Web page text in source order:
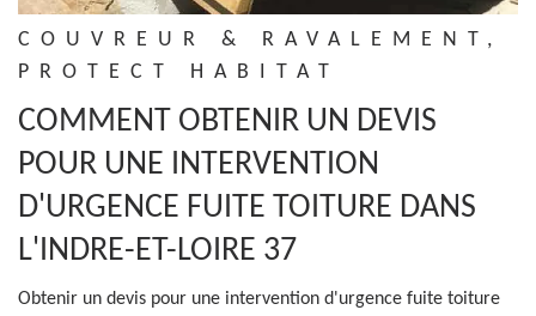
COUVREUR & RAVALEMENT,
PROTECT HABITAT
COMMENT OBTENIR UN DEVIS
POUR UNE INTERVENTION
D'URGENCE FUITE TOITURE DANS
L'INDRE-ET-LOIRE 37
Obtenir un devis pour une intervention d'urgence fuite toiture